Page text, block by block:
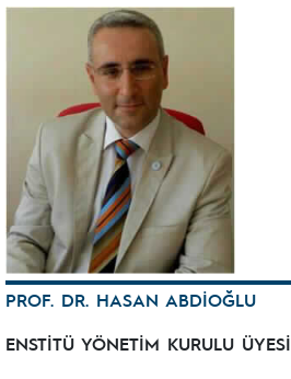
PROF. DR. HASAN ABDİOĞLU
ENSTİTÜ YÖNETİM KURULU ÜYESİ